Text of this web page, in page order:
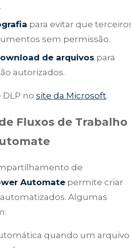
para evitar que
sem permissão.
de arquivos para
autorizados.
DLP no site da Microsoft.
Fluxos de Trabalho
de
Automate permite criar
Algumas
quando um arquivo